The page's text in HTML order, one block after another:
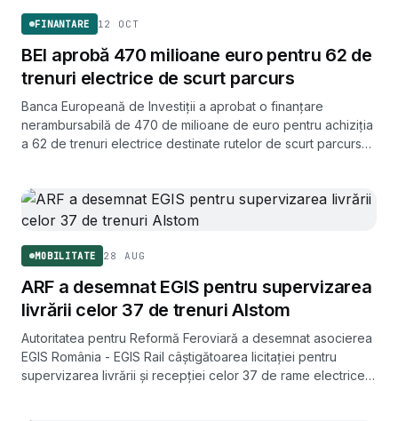
FINANTARE 12 OCT
BEI aprobă 470 milioane euro pentru 62 de
trenuri electrice de scurt parcurs
Banca Europeană de Investiții a aprobat o finanțare
nerambursabilă de 470 de milioane de euro pentru achiziția
a 62 de trenuri electrice destinate rutelor de scurt parcurs
MOBILITATE 28 AUG
ARF a desemnat EGIS pentru supervizarea
livrării celor 37 de trenuri Alstom
Autoritatea pentru Reformă Feroviară a desemnat asocierea
EGIS România - EGIS Rail câștigătoarea licitației pentru
supervizarea livrării și recepției celor 37 de rame electrice